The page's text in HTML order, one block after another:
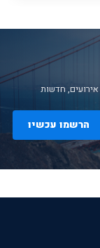
חדשות
הרשמו עכשיו